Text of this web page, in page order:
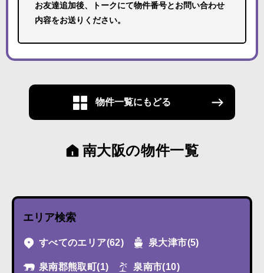
お友達追加後、トークにて物件番号とお問い合わせ
内容をお送りください。
物件一覧にもどる
南大阪の物件一覧
エリア検索
すべてのエリア(62) 泉大津市(5)
泉南郡熊取町(1) 泉南市(10)